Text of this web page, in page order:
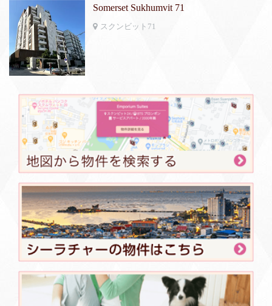
Somerset Sukhumvit 71
スクンビット71